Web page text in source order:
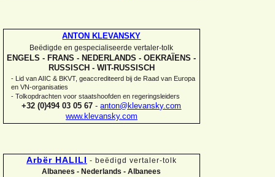
ANTON KLEVANSKY
Beëdigde en gespecialiseerde vertaler-tolk
ENGELS - FRANS - NEDERLANDS - OEKRAÏENS -
RUSSISCH - WIT-RUSSISCH
- Lid van AIIC & BKVT, geaccrediteerd bij de Raad van Europa
en VN-organisaties
- Tolkopdrachten voor staatshoofden en regeringsleiders
+32 (0)494 03 05 67 - anton@klevansky.com
www.klevansky.com
Arbër HALILI - beëdigd vertaler-tolk
Albanees - Nederlands - Albanees